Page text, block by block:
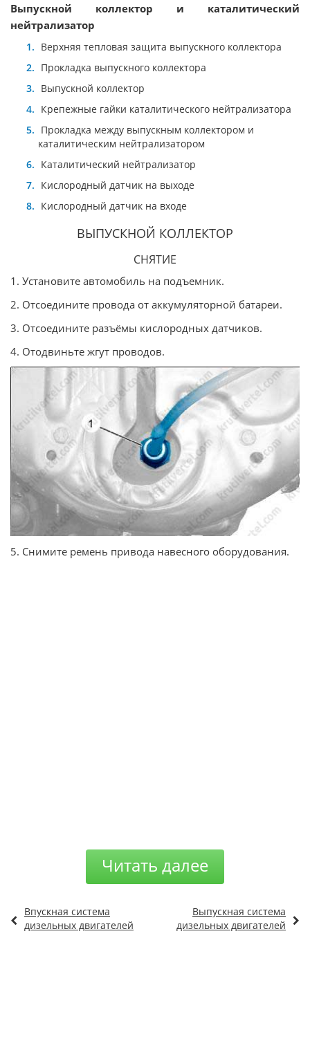
Выпускной коллектор и каталитический
нейтрализатор
Верхняя тепловая защита выпускного коллектора
Прокладка выпускного коллектора
Выпускной коллектор
Крепежные гайки каталитического нейтрализатора
Прокладка между выпускным коллектором и
каталитическим нейтрализатором
Каталитический нейтрализатор
Кислородный датчик на выходе
Кислородный датчик на входе
ВЫПУСКНОЙ КОЛЛЕКТОР
СНЯТИЕ
1. Установите автомобиль на подъемник.
2. Отсоедините провода от аккумуляторной батареи.
3. Отсоедините разъёмы кислородных датчиков.
4. Отодвиньте жгут проводов.
5. Снимите ремень привода навесного оборудования.
Читать далее
Впускная система
дизельных двигателей
Выпускная система
дизельных двигателей